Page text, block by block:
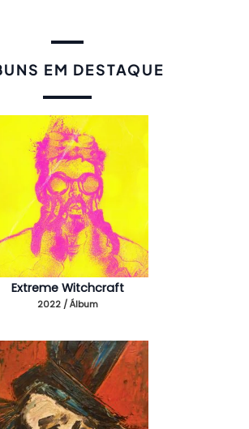
EM DESTAQUE
Extreme Witchcraft
2022 / Álbum